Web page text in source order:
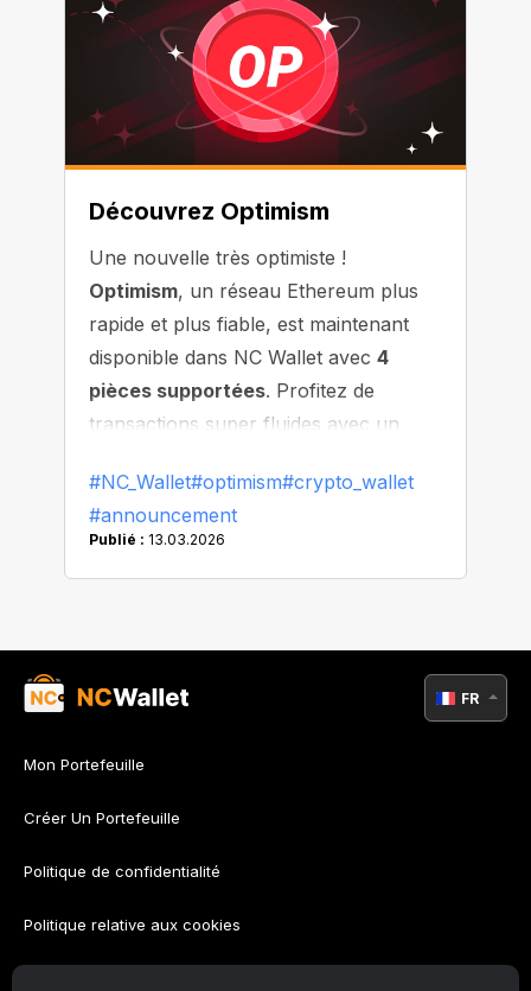
Découvrez Optimism
Une nouvelle très optimiste !
Optimism, un réseau Ethereum plus
rapide et plus fiable, est maintenant
disponible dans NC Wallet avec 4
pièces supportées. Profitez de
transactions super fluides avec un
#NC_Wallet#optimism#crypto_wallet
#announcement
Publié : 13.03.2026
Mon Portefeuille
Créer Un Portefeuille
Politique de confidentialité
Politique relative aux cookies
FR